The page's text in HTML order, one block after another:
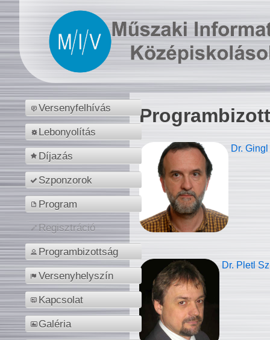
Versenyfelhívás
Lebonyolítás
Díjazás
Szponzorok
Program
Regisztráció
Programbizottság
Versenyhelyszín
Kapcsolat
Galéria
Dr.
Dr. Pletl